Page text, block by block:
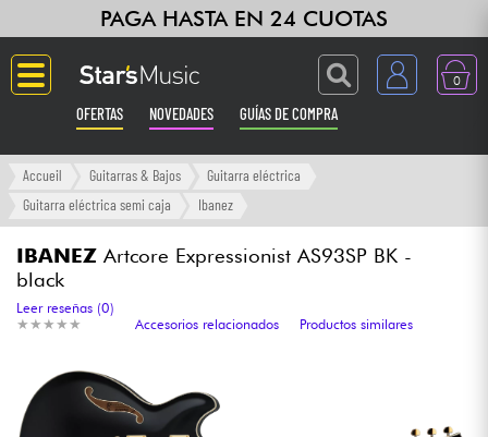
PAGA HASTA EN 24 CUOTAS
0
OFERTAS NOVEDADES GUÍAS DE COMPRA
Langue
Sintetizadores & samplers
Accueil Guitarras & Bajos
Guitarra eléctrica
Guitarra eléctrica semi caja
Ibanez
IBANEZ Artcore Expressionist AS93SP BK -
black
★ ★ ★ ★ ★
★ ★ ★ ★ ★
Leer reseñas (0)
Accesorios relacionados
Productos similares